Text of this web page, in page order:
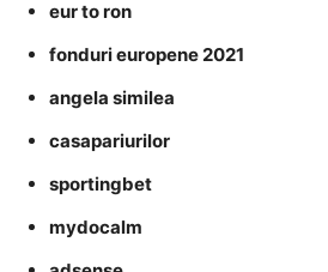
eur to ron
fonduri europene 2021
angela similea
casapariurilor
sportingbet
mydocalm